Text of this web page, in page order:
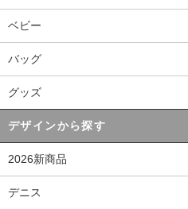
ベビー
バッグ
グッズ
デザインから探す
2026新商品
デニス